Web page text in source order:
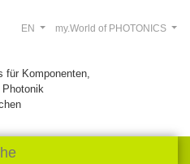
für Komponenten,
Photonik
my.World of PHOTONICS
EN